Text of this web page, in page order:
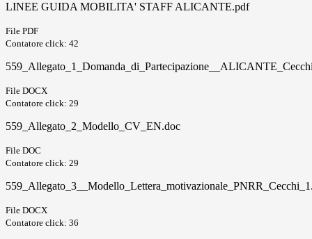
LINEE GUIDA MOBILITA' STAFF ALICANTE.pdf
File PDF
Contatore click: 42
File DOCX
Contatore click: 29
559_Allegato_2_Modello_CV_EN.doc
File DOC
Contatore click: 29
File DOCX
Contatore click: 36